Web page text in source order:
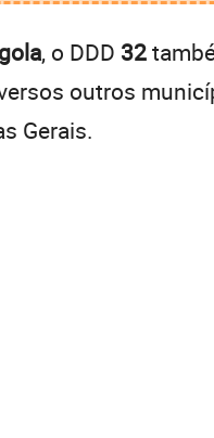
, o DDD 32
outros
Gerais.